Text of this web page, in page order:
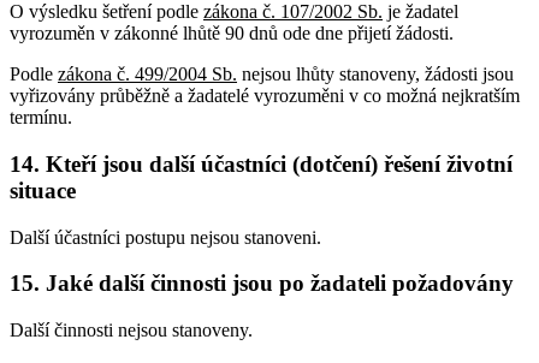
O výsledku šetření podle zákona č. 107/2002 Sb. je žadatel
vyrozuměn v zákonné lhůtě 90 dnů ode dne přijetí žádosti.
Podle zákona č. 499/2004 Sb. nejsou lhůty stanoveny, žádosti jsou
vyřizovány průběžně a žadatelé vyrozuměni v co možná nejkratším
termínu.
14. Kteří jsou další účastníci (dotčení) řešení životní
situace
Další účastníci postupu nejsou stanoveni.
15. Jaké další činnosti jsou po žadateli požadovány
Další činnosti nejsou stanoveny.